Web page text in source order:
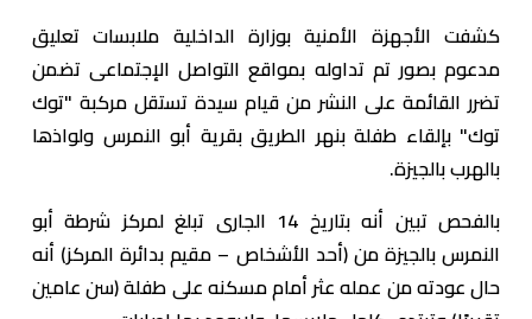
كشفت الأجهزة الأمنية بوزارة الداخلية ملابسات تعليق
مدعوم بصور تم تداوله بمواقع التواصل الإجتماعى تضمن
تضرر القائمة على النشر من قيام سيدة تستقل مركبة "توك
توك" بإلقاء طفلة بنهر الطريق بقرية أبو النمرس ولواذها
بالهرب بالجيزة.
بالفحص تبين أنه بتاريخ 14 الجارى تبلغ لمركز شرطة أبو
النمرس بالجيزة من (أحد الأشخاص – مقيم بدائرة المركز) أنه
حال عودته من عمله عثر أمام مسكنه على طفلة (سن عامين